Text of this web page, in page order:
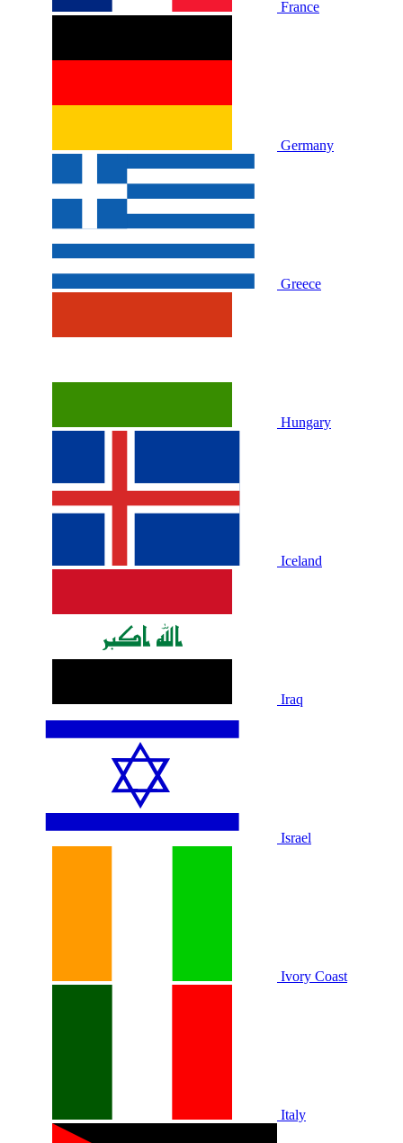
France
Germany
Greece
Hungary
Iceland
Iraq
Israel
Ivory Coast
Italy